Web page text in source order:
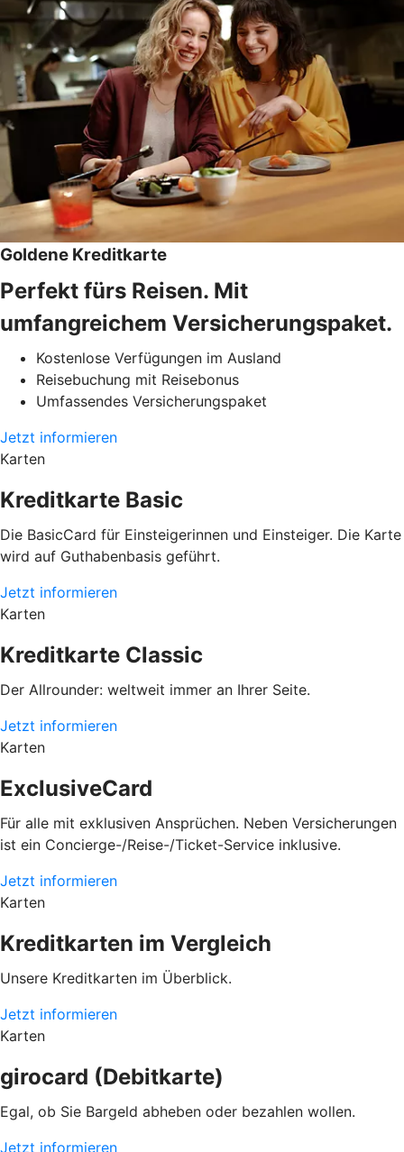
Goldene Kreditkarte
Perfekt fürs Reisen. Mit
umfangreichem Versicherungspaket.
Kostenlose Verfügungen im Ausland
Reisebuchung mit Reisebonus
Umfassendes Versicherungspaket
Jetzt informieren
Karten
Kreditkarte Basic
Die BasicCard für Einsteigerinnen und Einsteiger. Die Karte
wird auf Guthabenbasis geführt.
Jetzt informieren
Karten
Kreditkarte Classic
Der Allrounder: weltweit immer an Ihrer Seite.
Jetzt informieren
Karten
ExclusiveCard
Für alle mit exklusiven Ansprüchen. Neben Versicherungen
ist ein Concierge-/Reise-/Ticket-Service inklusive.
Jetzt informieren
Karten
Kreditkarten im Vergleich
Unsere Kreditkarten im Überblick.
Jetzt informieren
Karten
girocard (Debitkarte)
Egal, ob Sie Bargeld abheben oder bezahlen wollen.
Jetzt informieren